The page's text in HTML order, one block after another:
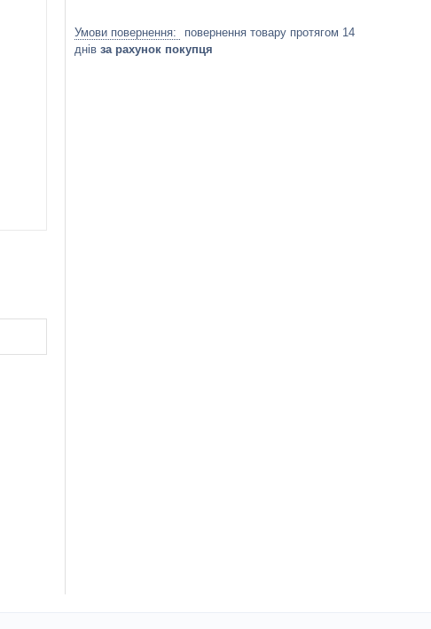
повернення товару протягом 14
днів за рахунок покупця